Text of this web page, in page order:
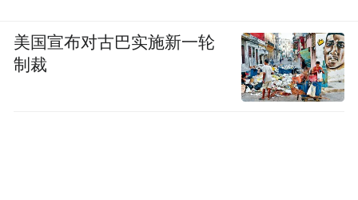
美国宣布对古巴实施新一轮
制裁